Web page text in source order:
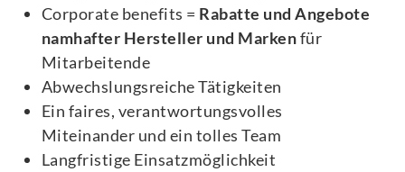
Corporate benefits = Rabatte und Angebote
namhafter Hersteller und Markenfür
Mitarbeitende
Abwechslungsreiche Tätigkeiten
Ein faires, verantwortungsvolles
Miteinander und ein tolles Team
Langfristige Einsatzmöglichkeit